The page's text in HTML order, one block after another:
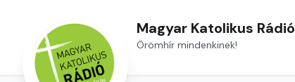
Magyar Katolikus Rádió
Örömhír mindenkinek!